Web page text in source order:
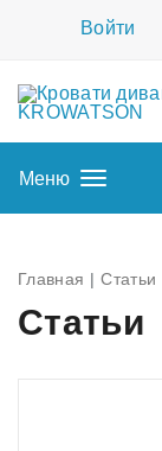
Войти
Меню
Главная Статьи
Статьи